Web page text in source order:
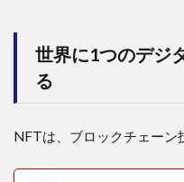
世界に1つのデジ
る
NFTは、ブロックチェーン